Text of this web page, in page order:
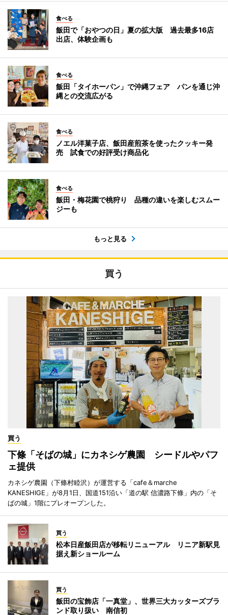
食べる
飯田で「おやつの日」夏の拡大版 過去最多16店
出店、体験企画も
食べる
飯田「タイホーパン」で沖縄フェア パンを通じ沖
縄との交流広がる
食べる
ノエル洋菓子店、飯田産煎茶を使ったクッキー発
売 試食での好評受け商品化
食べる
飯田・梅花園で桃狩り 品種の違いを楽しむスムー
ジーも
もっと見る
買う
買う
下條「そばの城」にカネシゲ農園 シードルやパフ
ェ提供
カネシゲ農園（下條村睦沢）が運営する「cafe＆marche
KANESHIGE」が8月1日、国道151沿い「道の駅 信濃路下條」内の「そ
ばの城」1階にプレオープンした。
買う
松本日産飯田店が移転リニューアル リニア新駅見
据え新ショールーム
買う
飯田の宝飾店「一真堂」、世界三大カッターズブラ
ンド取り扱い 南信初